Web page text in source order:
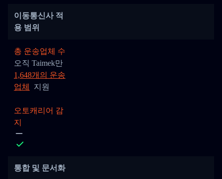
이동통신사 적
용 범위
총 운송업체 수
오직 Taimek만
1,648개의 운송
업체
지원
오토캐리어 감
지
통합 및 문서화